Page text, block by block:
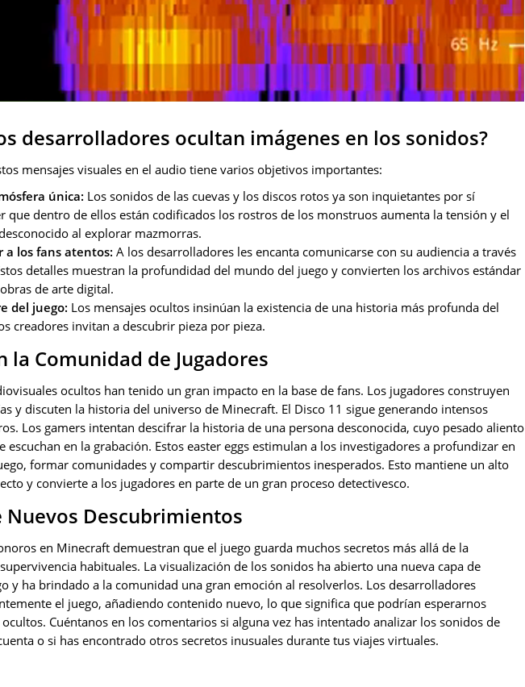
desarrolladores ocultan imágenes en los sonidos?
mensajes visuales en el audio tiene varios objetivos importantes:
única: Los sonidos de las cuevas y los discos rotos ya son inquietantes por sí
que dentro de ellos están codificados los rostros de los monstruos aumenta la tensión y el
al explorar mazmorras.
a los fans atentos: A los desarrolladores les encanta comunicarse con su audiencia a través
detalles muestran la profundidad del mundo del juego y convierten los archivos estándar
de arte digital.
del juego: Los mensajes ocultos insinúan la existencia de una historia más profunda del
creadores invitan a descubrir pieza por pieza.
la Comunidad de Jugadores
ocultos han tenido un gran impacto en la base de fans. Los jugadores construyen
y discuten la historia del universo de Minecraft. El Disco 11 sigue generando intensos
Los gamers intentan descifrar la historia de una persona desconocida, cuyo pesado aliento
escuchan en la grabación. Estos easter eggs estimulan a los investigadores a profundizar en
formar comunidades y compartir descubrimientos inesperados. Esto mantiene un alto
y convierte a los jugadores en parte de un gran proceso detectivesco.
Nuevos Descubrimientos
en Minecraft demuestran que el juego guarda muchos secretos más allá de la
habituales. La visualización de los sonidos ha abierto una nueva capa de
y ha brindado a la comunidad una gran emoción al resolverlos. Los desarrolladores
el juego, añadiendo contenido nuevo, lo que significa que podrían esperarnos
Cuéntanos en los comentarios si alguna vez has intentado analizar los sonidos de
o si has encontrado otros secretos inusuales durante tus viajes virtuales.